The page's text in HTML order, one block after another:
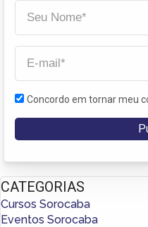
Concordo em tornar meu
CATEGORIAS
Cursos Sorocaba
Eventos Sorocaba